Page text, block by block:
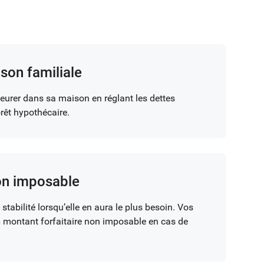
familiale
dans sa maison en réglant les dettes
hypothécaire.
imposable
lorsqu’elle en aura le plus besoin. Vos
montant forfaitaire non imposable en cas de